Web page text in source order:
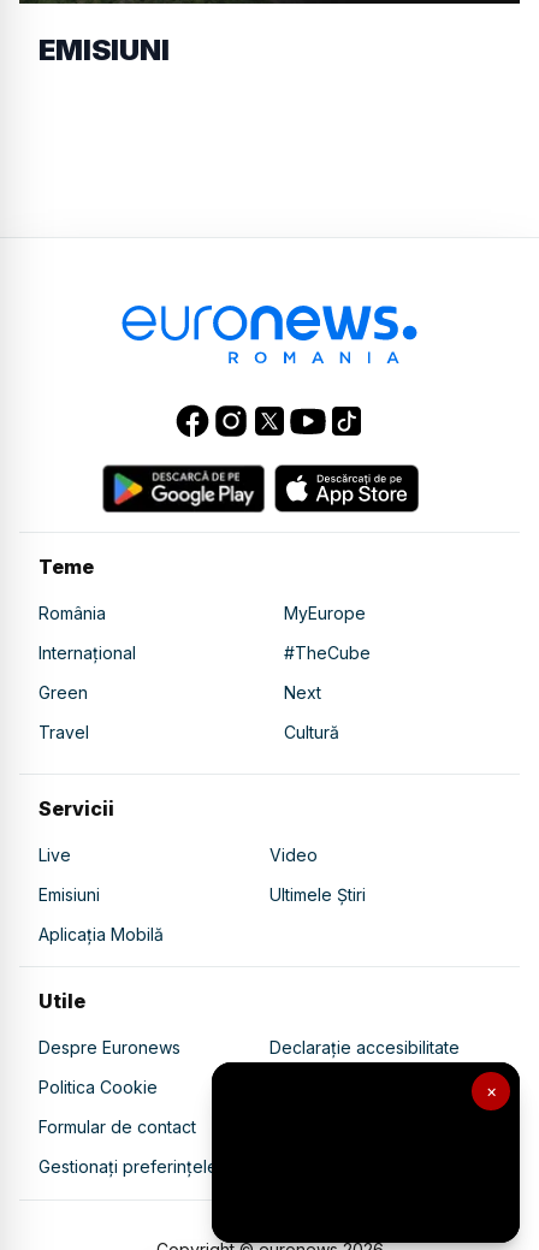
×
EMISIUNI
Teme
România
MyEurope
Internațional
#TheCube
Green
Next
Travel
Cultură
Servicii
Live
Video
Emisiuni
Ultimele Știri
Aplicația Mobilă
Utile
Despre Euronews
Declarație accesibilitate
Politica Cookie
Politica de confidențialitate
Formular de contact
Gestionați preferințele